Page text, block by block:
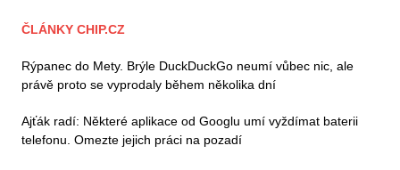
ČLÁNKY CHIP.CZ
Rýpanec do Mety. Brýle DuckDuckGo neumí vůbec nic, ale
právě proto se vyprodaly během několika dní
Ajťák radí: Některé aplikace od Googlu umí vyždímat baterii
telefonu. Omezte jejich práci na pozadí